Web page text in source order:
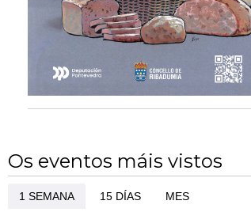
Os eventos máis vistos
1 SEMANA 15 DÍAS MES